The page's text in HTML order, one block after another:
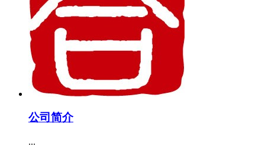
公司简介
...